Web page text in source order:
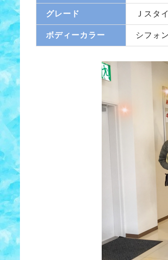
グレード Ｊスタ
ボディーカラー シフォ